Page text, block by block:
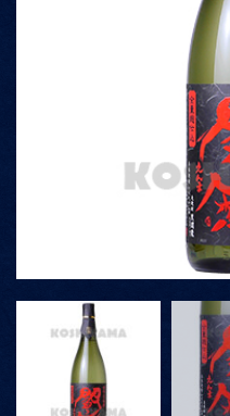
YouTubeご覧ください
「取り組みについて」
J:COMで特集されまし
ONLINE SHOP
06-6422-1101